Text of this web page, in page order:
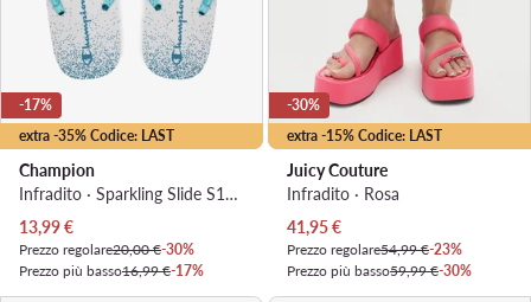
extra -35% Codice: LAST
-17%
Champion
Infradito · Sparkling Slide S11688-CHA-WW010 · Blu
Prezzo attuale
13,99€
Prezzo regolare20,00 €-30%
Prezzo più basso16,99 €-17%
extra -15% Codice: LAST
-30%
Juicy Couture
Infradito · Rosa
Prezzo attuale
41,95€
Prezzo regolare54,99 €-23%
Prezzo più basso59,99 €-30%